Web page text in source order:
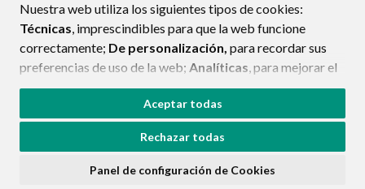
Nuestra web utiliza los siguientes tipos de cookies:
Técnicas, imprescindibles para que la web funcione
correctamente; De personalización, para recordar sus
preferencias de uso de la web; Analíticas, para mejorar el
funcionamiento de la web y sus servicios.
Si acepta pulsando el botón“Aceptar todas”
consideramos que acepta su uso. Si pulsa el botón
ninguna acción, se guardarán las cookies técnicas
Aceptar todas
Rechazar todas
Panel de configuración de Cookies